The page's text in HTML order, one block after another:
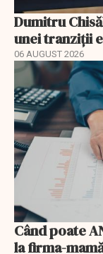
Dumitru
unei tranziții
06 AUGUST 2026
Când poate
la firma-